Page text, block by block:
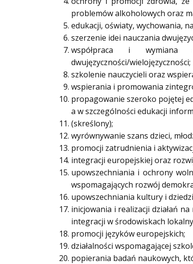
problemów alkoholowych oraz
edukacji, oświaty, wychowania,
szerzenie idei nauczania
współpraca i wymiana
dwujęzyczności/wielojęzyczności;
szkolenie nauczycieli oraz
wspierania i promowania
propagowanie szeroko pojętej
a w szczególności edukacji
(skreślony);
wyrównywanie szans dzieci,
promocji zatrudnienia i
integracji europejskiej oraz
upowszechniania i ochrony
wspomagających rozwój
upowszechniania kultury i
inicjowania i realizacji działań
integracji w środowiskach
promocji języków europejskich;
działalności wspomagającej
popierania badań naukowych,